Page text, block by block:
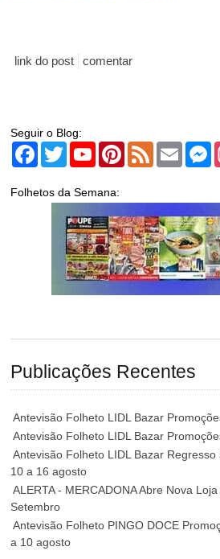
link do post comentar
Seguir o Blog:
Facebook
TwitterYouTubePinterest
Feed Email
Folhetos da Semana:
Publicações Recentes
Antevisão Folheto LIDL Bazar
Antevisão Folheto LIDL Bazar
Antevisão Folheto LIDL Bazar
10 a 16 agosto
ALERTA - MERCADONA Abre Nova
Setembro
Antevisão Folheto PINGO DOCE
a 10 agosto